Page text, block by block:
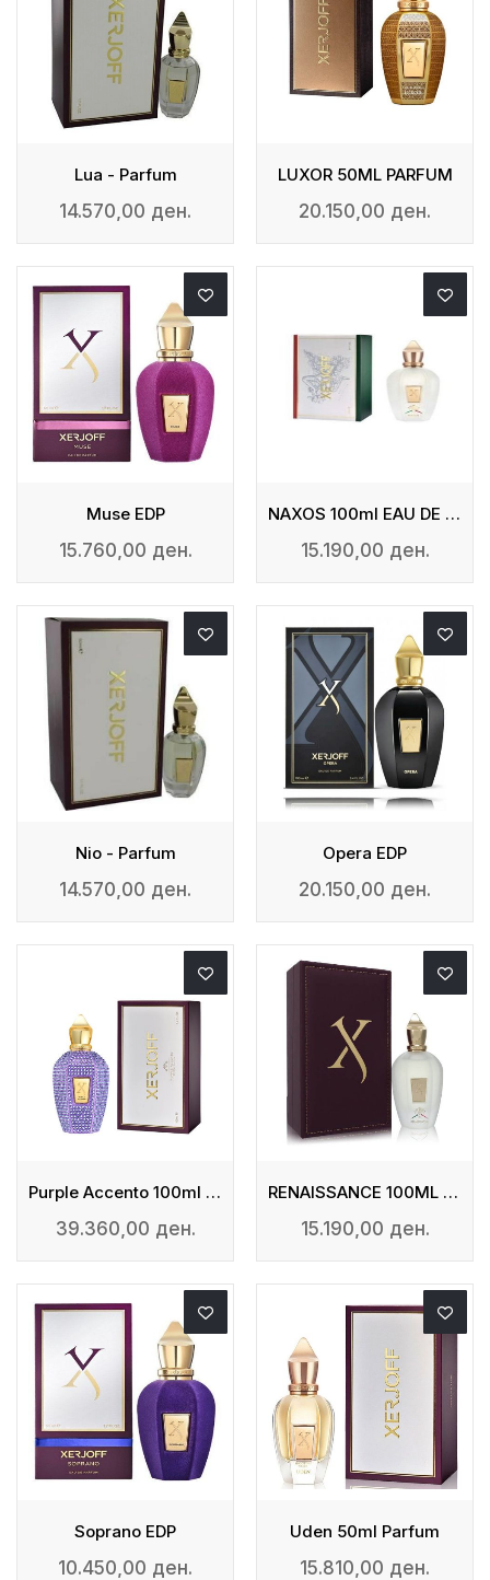
Lua - Parfum
14.570,00 ден.
LUXOR 50ML PARFUM
20.150,00 ден.
Muse EDP
15.760,00 ден.
NAXOS 100ml EAU DE PARFUM
15.190,00 ден.
Nio - Parfum
14.570,00 ден.
Opera EDP
20.150,00 ден.
Purple Accento 100ml Eau De Parfum
39.360,00 ден.
RENAISSANCE 100ML EDP
15.190,00 ден.
Soprano EDP
10.450,00 ден.
Uden 50ml Parfum
15.810,00 ден.